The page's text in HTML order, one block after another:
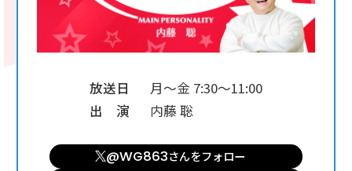
放送日
月～金 7:30～11:00
出 演
内藤 聡
@WG863さんをフォロー